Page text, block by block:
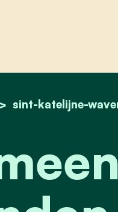
sint-katelijne-